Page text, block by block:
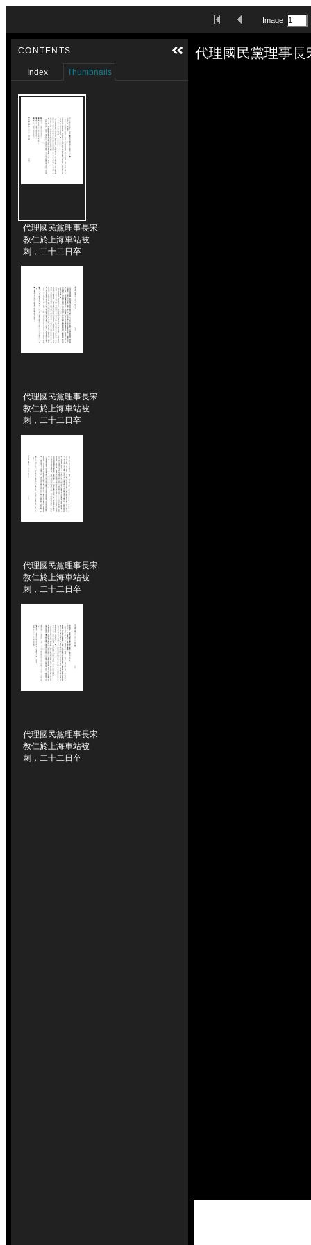
First ImagePrevious Image
Image
Media Viewer
代理國民黨理事
CONTENTS
Index Thumbnails
代理國民黨理事長宋
教仁於上海車站被
刺，二十二日卒
代理國民黨理事長宋
教仁於上海車站被
刺，二十二日卒
代理國民黨理事長宋
教仁於上海車站被
刺，二十二日卒
代理國民黨理事長宋
教仁於上海車站被
刺，二十二日卒